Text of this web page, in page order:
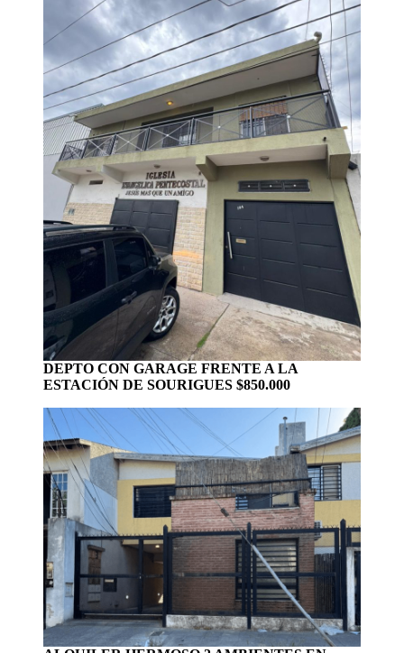
DEPTO CON GARAGE FRENTE A LA
ESTACIÓN DE SOURIGUES $850.000